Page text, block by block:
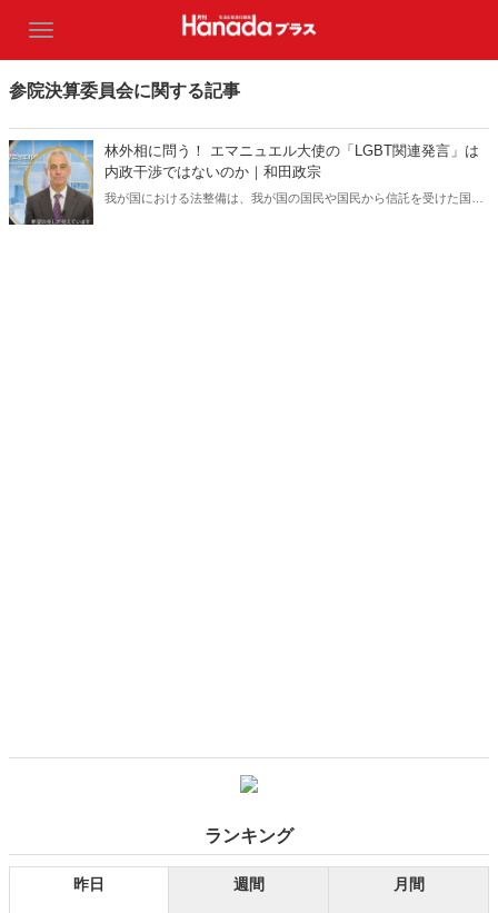
参院決算委員会に関する記事
林外相に問う！ エマニュエル大使の「LGBT関連発言」は
内政干渉ではないのか｜和田政宗
我が国における法整備は、我が国の国民や国民から信託を受けた国会
ランキング
昨日 週間 月間